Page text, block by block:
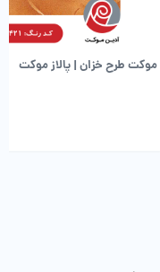
موکت طرح خزان | پالاز موکت